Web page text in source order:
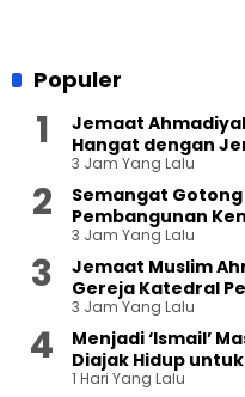
Populer
Jemaat
Hangat dengan
3 Jam Yang Lalu
Semangat
Pembangunan
Ahmadiyah
3 Jam Yang Lalu
Jemaat Muslim
Gereja Katedral
3 Jam Yang Lalu
Menjadi ‘Ismail’
Diajak Hidup
1 Hari Yang Lalu